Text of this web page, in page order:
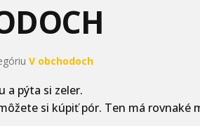
V obchodoch
a pýta si zeler.
si kúpiť pór. Ten má